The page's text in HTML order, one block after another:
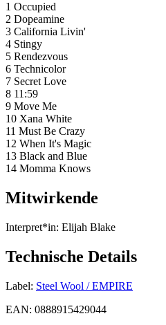
1 Occupied
2 Dopeamine
3 California Livin'
4 Stingy
5 Rendezvous
6 Technicolor
7 Secret Love
8 11:59
9 Move Me
10 Xana White
11 Must Be Crazy
12 When It's Magic
13 Black and Blue
14 Momma Knows
Mitwirkende
Interpret*in: Elijah Blake
Technische Details
Label: Steel Wool / EMPIRE
EAN: 0888915429044